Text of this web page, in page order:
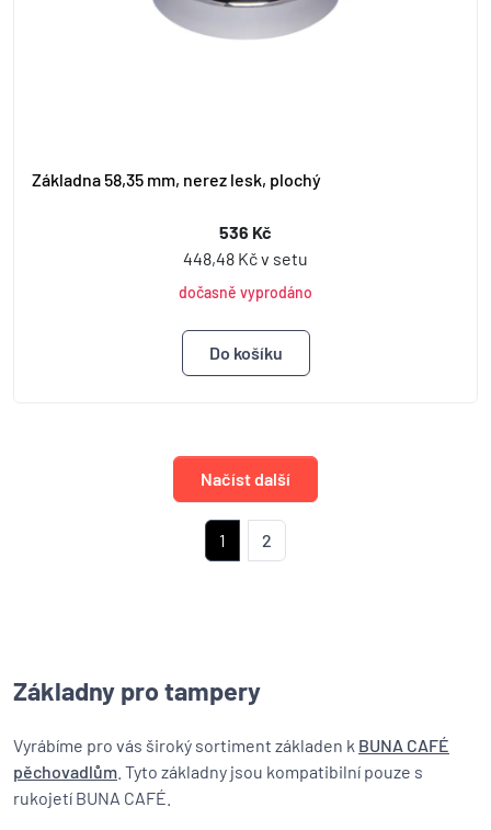
Základna 58,35 mm, nerez lesk, plochý
536 Kč
448,48 Kč v setu
dočasně vyprodáno
Načíst další
1 2
Základny pro tampery
Vyrábíme pro vás široký sortiment základen k BUNA CAFÉ
pěchovadlům . Tyto základny jsou kompatibilní pouze s
rukojetí BUNA CAFÉ.